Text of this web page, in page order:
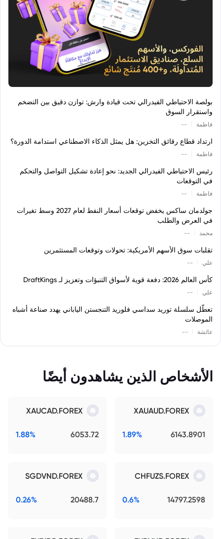
بولصة الاحتياطي الفيدرالي تحت قيادة وارش: توازن دقيق بين التضخم
واستقرار السوق
فاطمة --
ارتداد قطاع رقائق التخزين: هل يمثل الذكاء الاصطناعي استدامة الدورة؟
فاطمة --
رئيس الاحتياطي الفيدرالي الجديد: نحو إعادة تشكيل التواصل والتحكم
في التوقعات
فاطمة --
جولدمان ساكس يخفض توقعات أسعار النفط لعام 2027 وسط تغيرات
في العرض والطلب
محمد --
تقلبات سوق الأسهم الأمريكية: تحولات وتوقعات المستثمرين
علي --
كأس العالم 2026: دفعة قوية لأسواق التنبؤات وتعزيز لـ DraftKings
علي --
تعطّل سلسلة توريد سداسي فلوريد التنجستن الياباني يهدد صناعة أشباه
الموصلات
عائشة --
الأشخاص الذين يشاهدون أيضًا
XAUAUD.FOREX
6143.8901
1.89%
XAUCAD.FOREX
6053.72
1.88%
CHFUZS.FOREX
14797.2598
0.6%
SGDVND.FOREX
20488.7
0.26%